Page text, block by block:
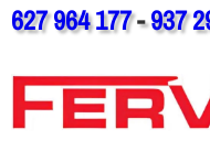
627 964 177-937